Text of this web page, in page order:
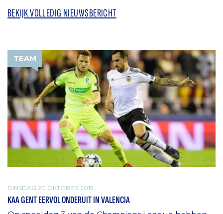
BEKIJK VOLLEDIG NIEUWSBERICHT
TEAM
DINSDAG 20 OKTOBER 2015
KAA GENT EERVOL ONDERUIT IN VALENCIA